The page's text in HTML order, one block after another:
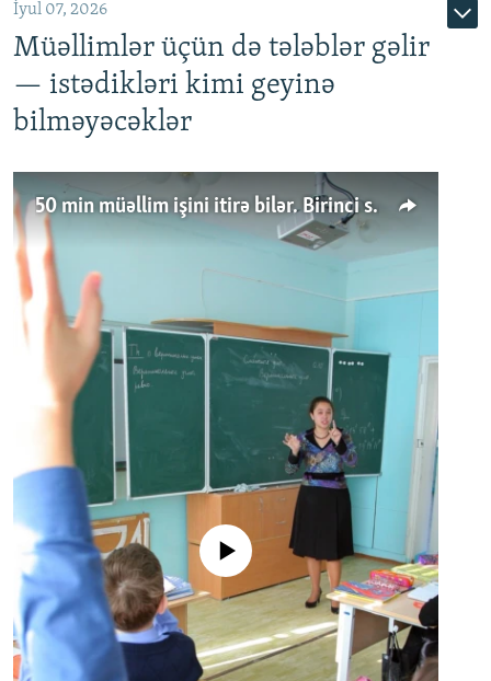
İyul 07, 2026
Müəllimlər üçün də tələblər gəlir
— istədikləri kimi geyinə
bilməyəcəklər
50 min müəllim işini itirə bilər. Birinci sinfə gedənlər azalır
No media source currently available